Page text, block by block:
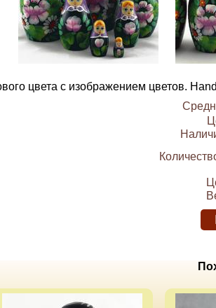
цвета с изображением цветов.